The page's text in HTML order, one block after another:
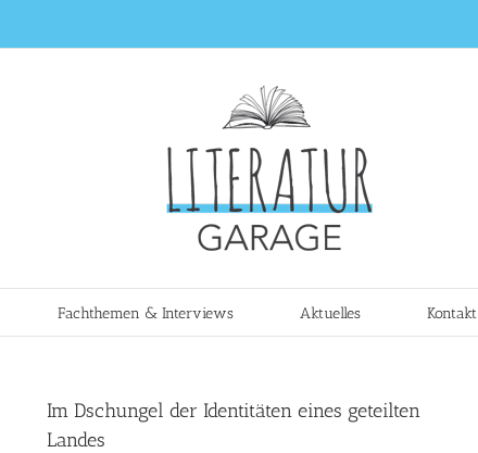
Fachthemen & Interviews Aktuelles Kontakt
Im Dschungel der Identitäten eines geteilten
Landes